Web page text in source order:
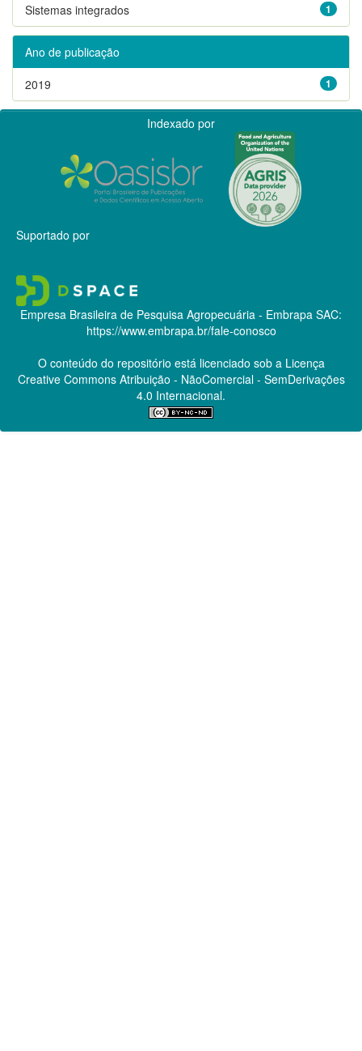
1
Sistemas integrados
Ano de publicação
1
2019
Indexado por
Suportado por
Empresa Brasileira de Pesquisa Agropecuária - Embrapa SAC:
https://www.embrapa.br/fale-conosco
O conteúdo do repositório está licenciado sob a Licença
Creative CommonsAtribuição - NãoComercial - SemDerivações
4.0 Internacional.